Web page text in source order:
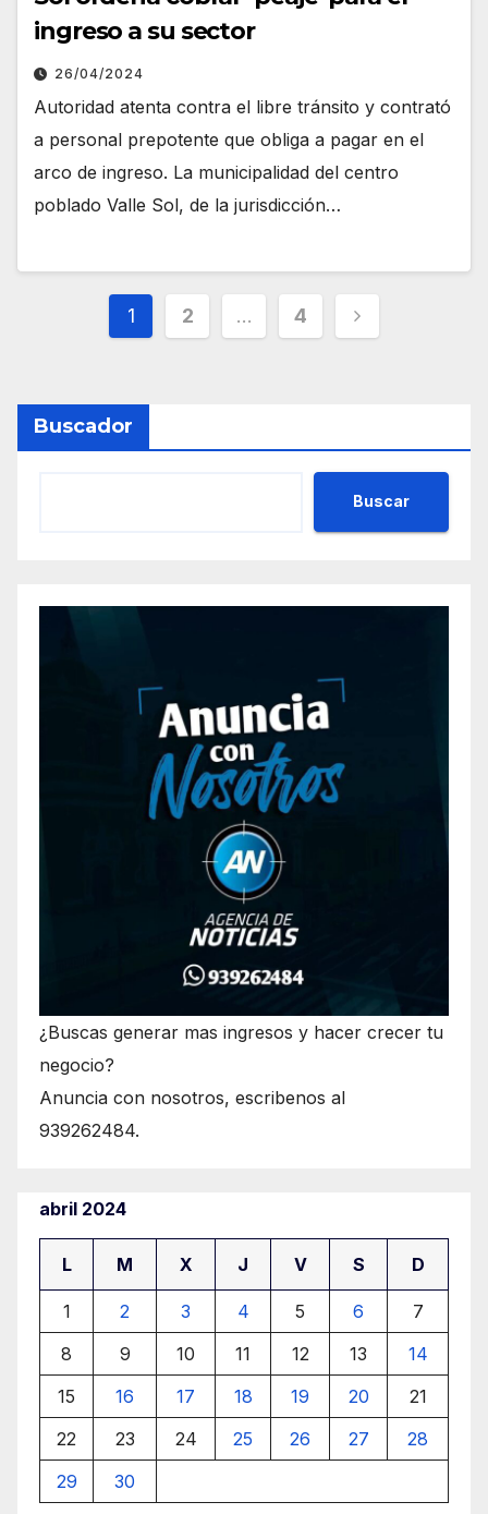
ingreso a su sector
26/04/2024
Autoridad atenta contra el libre tránsito y contrató
a personal prepotente que obliga a pagar en el
arco de ingreso. La municipalidad del centro
poblado Valle Sol, de la jurisdicción…
Paginación
entradas
1 2 … 4
Buscador
Buscar
¿Buscas generar mas ingresos y hacer crecer tu
negocio?
Anuncia con nosotros, escribenos al
939262484.
abril 2024
L M X J V S D
1 2 3 4 5 6
7
8
9 10 11 12 13
14
15
16 17 18 19 20
21
22
23 24 25 26 27
28
29
30